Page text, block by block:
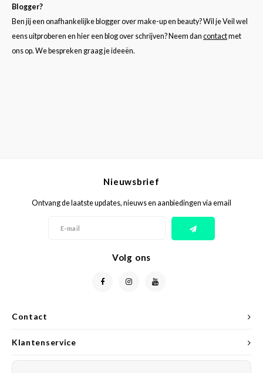
Blogger?
Ben jij een onafhankelijke blogger over make-up en beauty? Wil je Veil wel
eens uitproberen en hier een blog over schrijven? Neem dan contactmet
ons op. We bespreken graag je ideeën.
Contact
Nieuwsbrief
Ontvang de laatste updates, nieuws en aanbiedingen via email
Volg ons
Klantenservice